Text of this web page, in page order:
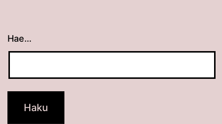
Hae…
Kun tuloksia tulee, voit selata niitä